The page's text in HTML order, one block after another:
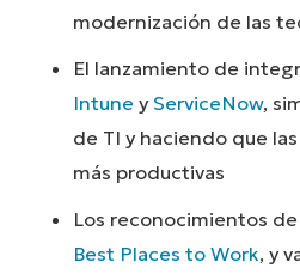
modernización de las
El lanzamiento de
Intuney ServiceNow,
de TI y haciendo que
más productivas
Los reconocimientos de
Best Places to Work, y